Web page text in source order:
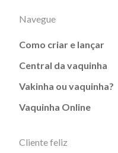
Navegue
Como criar e lançar
Central da vaquinha
Vakinha ou vaquinha?
Vaquinha Online
Cliente feliz